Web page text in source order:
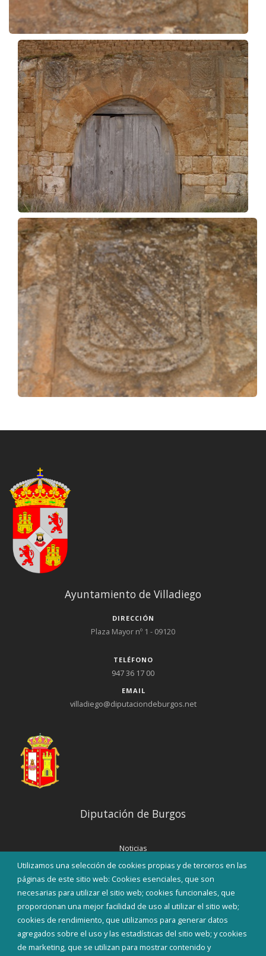
Utilizamos una selección de cookies propias y de terceros en las
páginas de este sitio web: Cookies esenciales, que son
necesarias para utilizar el sitio web; cookies funcionales, que
proporcionan una mejor facilidad de uso al utilizar el sitio web;
cookies de rendimiento, que utilizamos para generar datos
agregados sobre el uso y las estadísticas del sitio web; y cookies
de marketing, que se utilizan para mostrar contenido y
Ayuntamiento de Villadiego
DIRECCIÓN
Plaza Mayor nº 1 - 09120
TELÉFONO
947 36 17 00
EMAIL
villadiego@diputaciondeburgos.net
Diputación de Burgos
Noticias
Eventos
Corporación Municipal
Teléfonos de interés
INICIAR SESIÓN
MAPA WEB